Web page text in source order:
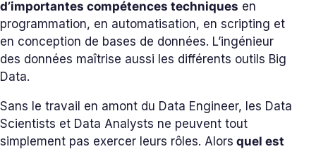
d’importantes compétences techniques en
programmation, en automatisation, en scripting et
en conception de bases de données. L’ingénieur
des données maîtrise aussi les différents outils Big
Data.
Sans le travail en amont du Data Engineer, les Data
Scientists et Data Analysts ne peuvent tout
simplement pas exercer leurs rôles. Alors quel est